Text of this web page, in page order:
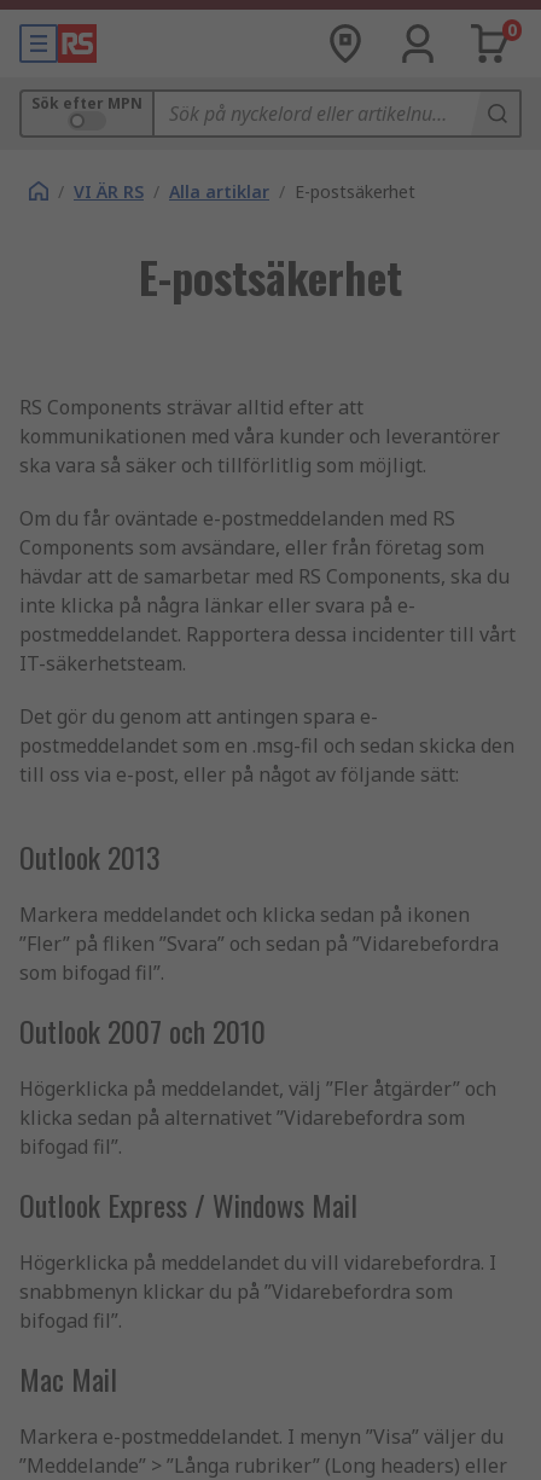
0
Sök efter MPN
/ VI ÄR RS / Alla artiklar / E-postsäkerhet
E-postsäkerhet
RS Components strävar alltid efter att
kommunikationen med våra kunder och leverantörer
ska vara så säker och tillförlitlig som möjligt.
Om du får oväntade e-postmeddelanden med RS
Components som avsändare, eller från företag som
hävdar att de samarbetar med RS Components, ska du
inte klicka på några länkar eller svara på e-
postmeddelandet. Rapportera dessa incidenter till vårt
IT-säkerhetsteam.
Det gör du genom att antingen spara e-
postmeddelandet som en .msg-fil och sedan skicka den
till oss via e-post, eller på något av följande sätt:
Outlook 2013
Markera meddelandet och klicka sedan på ikonen
”Fler” på fliken ”Svara” och sedan på ”Vidarebefordra
som bifogad fil”.
Outlook 2007 och 2010
Högerklicka på meddelandet, välj ”Fler åtgärder” och
klicka sedan på alternativet ”Vidarebefordra som
bifogad fil”.
Outlook Express / Windows Mail
Högerklicka på meddelandet du vill vidarebefordra. I
snabbmenyn klickar du på ”Vidarebefordra som
bifogad fil”.
Mac Mail
Markera e-postmeddelandet. I menyn ”Visa” väljer du
”Meddelande” > ”Långa rubriker” (Long headers) eller